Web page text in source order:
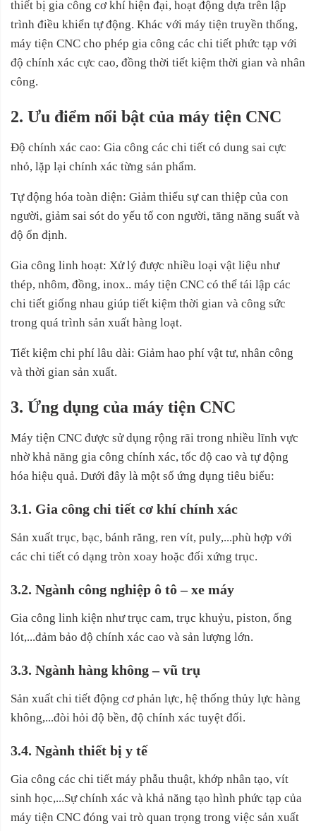
thiết bị gia công cơ khí hiện đại, hoạt động dựa trên lập
trình điều khiển tự động. Khác với máy tiện truyền thống,
máy tiện CNC cho phép gia công các chi tiết phức tạp với
độ chính xác cực cao, đồng thời tiết kiệm thời gian và nhân
công.
2. Ưu điểm nổi bật của máy tiện CNC
Độ chính xác cao: Gia công các chi tiết có dung sai cực
nhỏ, lặp lại chính xác từng sản phẩm.
Tự động hóa toàn diện: Giảm thiểu sự can thiệp của con
người, giảm sai sót do yếu tố con người, tăng năng suất và
độ ổn định.
Gia công linh hoạt: Xử lý được nhiều loại vật liệu như
thép, nhôm, đồng, inox.. máy tiện CNC có thể tái lập các
chi tiết giống nhau giúp tiết kiệm thời gian và công sức
trong quá trình sản xuất hàng loạt.
Tiết kiệm chi phí lâu dài: Giảm hao phí vật tư, nhân công
và thời gian sản xuất.
3. Ứng dụng của máy tiện CNC
Máy tiện CNC được sử dụng rộng rãi trong nhiều lĩnh vực
nhờ khả năng gia công chính xác, tốc độ cao và tự động
hóa hiệu quả. Dưới đây là một số ứng dụng tiêu biểu:
3.1. Gia công chi tiết cơ khí chính xác
Sản xuất trục, bạc, bánh răng, ren vít, puly,...phù hợp với
các chi tiết có dạng tròn xoay hoặc đối xứng trục.
3.2. Ngành công nghiệp ô tô – xe máy
Gia công linh kiện như trục cam, trục khuỷu, piston, ống
lót,...đảm bảo độ chính xác cao và sản lượng lớn.
3.3. Ngành hàng không – vũ trụ
Sản xuất chi tiết động cơ phản lực, hệ thống thủy lực hàng
không,...đòi hỏi độ bền, độ chính xác tuyệt đối.
3.4. Ngành thiết bị y tế
Gia công các chi tiết máy phẫu thuật, khớp nhân tạo, vít
sinh học,...Sự chính xác và khả năng tạo hình phức tạp của
máy tiện CNC đóng vai trò quan trọng trong việc sản xuất